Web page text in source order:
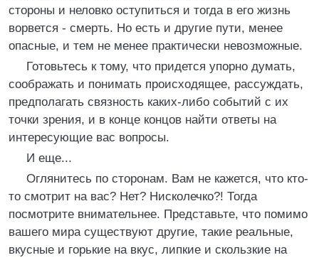
стороны и неловко оступиться и тогда в его жизнь
ворвется - смерть. Но есть и другие пути, менее
опасные, и тем не менее практически невозможные.
Готовьтесь к тому, что придется упорно думать,
соображать и понимать происходящее, рассуждать,
предполагать связность каких-либо событий с их
точки зрения, и в конце концов найти ответы на
интересующие вас вопросы.
И еще...
Оглянитесь по сторонам. Вам не кажется, что кто-
то смотрит на вас? Нет? Нисколечко?! Тогда
посмотрите внимательнее. Представьте, что помимо
вашего мира существуют другие, такие реальные,
вкусные и горькие на вкус, липкие и скользкие на